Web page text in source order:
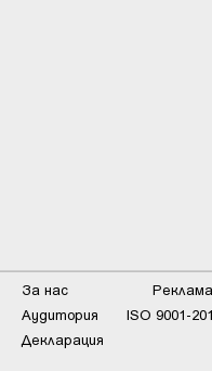
За нас
Реклама
Аудитория
ISO 9001-
Декларация